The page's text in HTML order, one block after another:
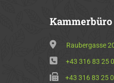
Kammerbüro
Raubergasse
+43 316 83 25
+43 316 83 25